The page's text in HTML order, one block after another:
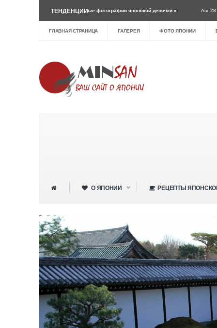
ТЕНДЕНЦИИ
Милые фотографии японской девочки » Авг 28 › Самые красивые
ГЛАВНАЯ СТРАНИЦА ГАЛЕРЕЯ ФОТО ЯПОНИИ
О ЯПОНИИ РЕЦЕПТЫ